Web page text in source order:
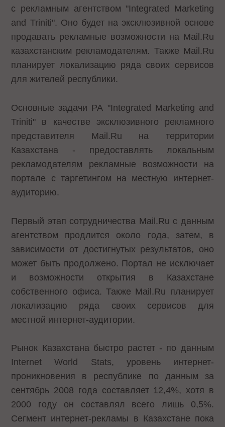
с рекламным агентством "Integrated Marketing
and Triniti". Оно будет на эксклюзивной основе
продавать рекламные возможности на Mail.Ru
казахстанским рекламодателям. Также Mail.Ru
планирует локализацию ряда своих сервисов
для жителей республики.
Основные задачи РА "Integrated Marketing and
Triniti" в качестве эксклюзивного рекламного
представителя Mail.Ru на территории
Казахстана - предоставлять локальным
рекламодателям рекламные возможности на
портале с таргетингом на местную интернет-
аудиторию.
Первый этап сотрудничества Mail.Ru с данным
агентством продлится около года, затем, в
зависимости от достигнутых результатов, оно
может быть продолжено. Портал не исключает
и возможности открытия в Казахстане
собственного офиса. Также Mail.Ru планирует
локализацию ряда своих сервисов для
местной интернет-аудитории.
Рынок Казахстана быстро растет - по данным
Internet World Stats, уровень интернет-
проникновения в республике по данным за
сентябрь 2008 года составляет 12,4%, хотя в
2000 году он составлял всего лишь 0,5%.
Сегмент интернет-рекламы в Казахстане пока